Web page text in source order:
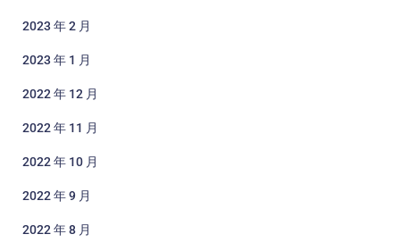
2023 年 2 月
2023 年 1 月
2022 年 12 月
2022 年 11 月
2022 年 10 月
2022 年 9 月
2022 年 8 月